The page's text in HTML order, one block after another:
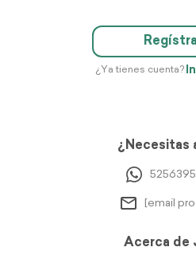
¿Ya tienes cuenta?
¿Necesitas
[email
Acerca de